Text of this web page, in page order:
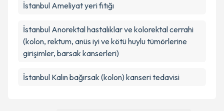
İstanbul Ameliyat yeri fıtığı
İstanbul Anorektal hastalıklar ve kolorektal cerrahi
(kolon, rektum, anüs iyi ve kötü huylu tümörlerine
girişimler, barsak kanserleri)
İstanbul Kalın bağırsak (kolon) kanseri tedavisi